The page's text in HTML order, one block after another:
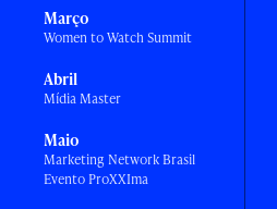
Março
Women to Watch Summit
Abril
Mídia Master
Maio
Marketing Network Brasil
Evento ProXXIma